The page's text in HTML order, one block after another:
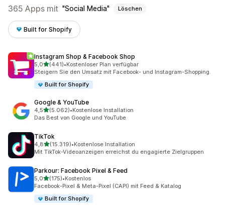
365 Apps mit Social Media Löschen
Built for Shopify
Instagram Shop & Facebook Shop
5,0von 5 Sternen
(441)
441 Rezensionen insgesamt
•Kostenloser Plan verfügbar
Steigern Sie den Umsatz mit Facebook- und Instagram-Shopping.
Built for Shopify
Google & YouTube
4,5von 5 Sternen
(5.062)
5062 Rezensionen insgesamt
•Kostenlose Installation
Das Best von Google und YouTube
TikTok
4,8von 5 Sternen
(15.319)
15319 Rezensionen insgesamt
•Kostenlose Installation
Mit TikTok-Videoanzeigen erreichst du engagierte Zielgruppen
Parkour: Facebook Pixel & Feed
5,0von 5 Sternen
(175)
175 Rezensionen insgesamt
•Kostenlos
Facebook-Pixel & Meta-Pixel (CAPI) mit Feed & Katalog
Built for Shopify